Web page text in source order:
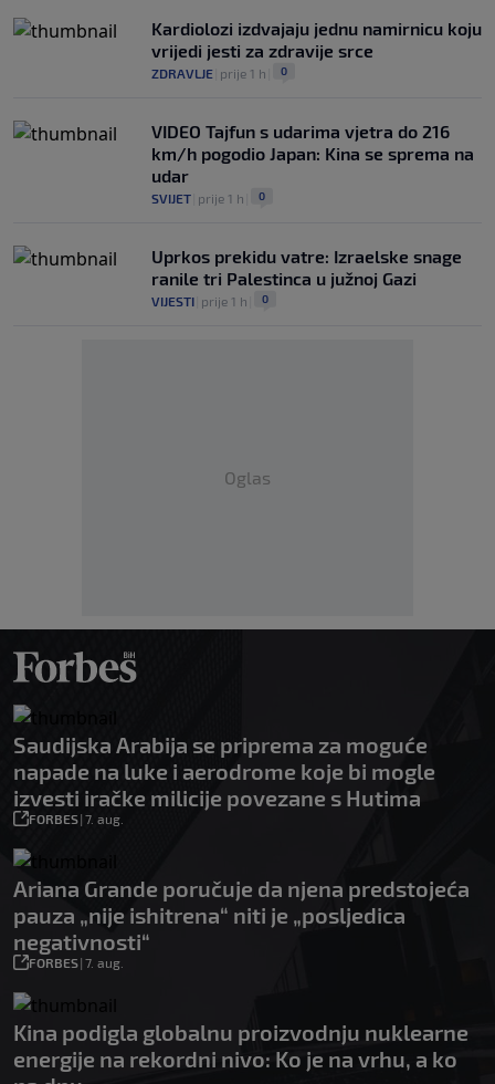
Kardiolozi izdvajaju jednu namirnicu koju
vrijedi jesti za zdravije srce
ZDRAVLJE prije 1 h 0
VIDEO Tajfun s udarima vjetra do 216
km/h pogodio Japan: Kina se sprema na
udar
SVIJET prije 1 h 0
Uprkos prekidu vatre: Izraelske snage
ranile tri Palestinca u južnoj Gazi
VIJESTI prije 1 h 0
Oglas
Saudijska Arabija se priprema za moguće
napade na luke i aerodrome koje bi mogle
izvesti iračke milicije povezane s Hutima
FORBES| 7. aug.
Ariana Grande poručuje da njena predstojeća
pauza „nije ishitrena“ niti je „posljedica
negativnosti“
FORBES| 7. aug.
Kina podigla globalnu proizvodnju nuklearne
energije na rekordni nivo: Ko je na vrhu, a ko